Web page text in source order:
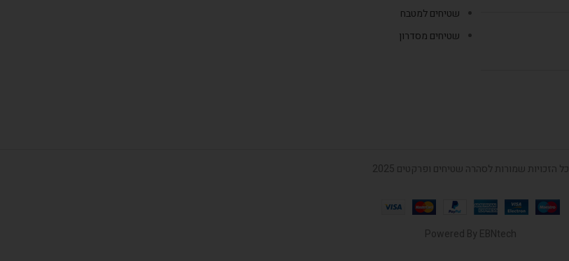
שטיחים למטבח
שטיחים מסדרון
כל הזכויות שמורות לסהרה שטיחים ופרקטים 2025
Powered By EBNtech